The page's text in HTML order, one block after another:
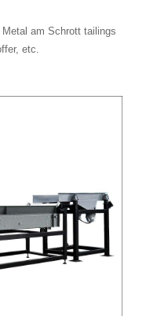
am Schrott tailings
etc.